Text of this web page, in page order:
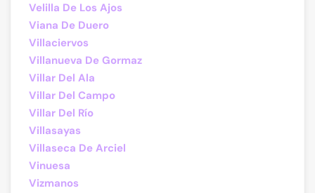
Velilla De Los Ajos
Viana De Duero
Villaciervos
Villanueva De Gormaz
Villar Del Ala
Villar Del Campo
Villar Del Río
Villasayas
Villaseca De Arciel
Vinuesa
Vizmanos